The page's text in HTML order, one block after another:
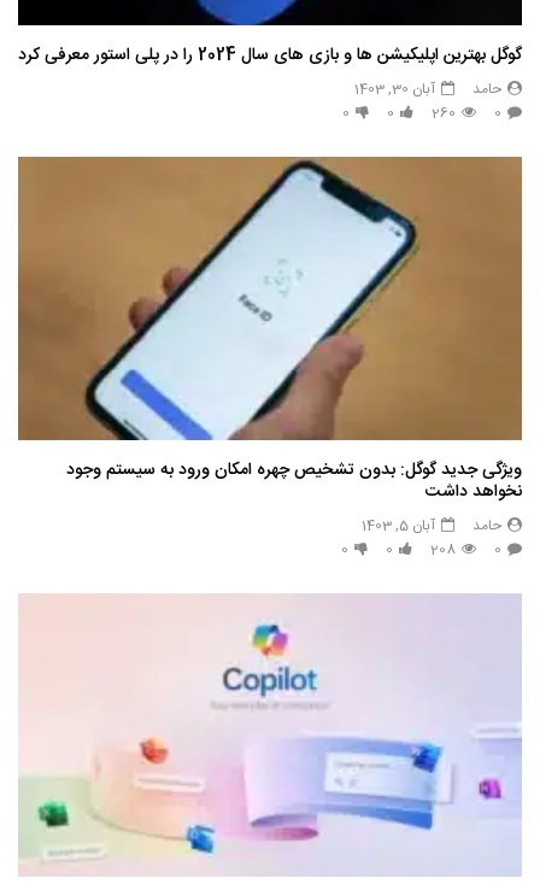
گوگل بهترین اپلیکیشن ها و بازی های سال 2024 را در پلی استور معرفی کرد
حامد
آبان 30, 1403
0
260
0
0
ویژگی جدید گوگل: بدون تشخیص چهره امکان ورود به سیستم وجود
نخواهد داشت
حامد
آبان 5, 1403
0
208
0
0